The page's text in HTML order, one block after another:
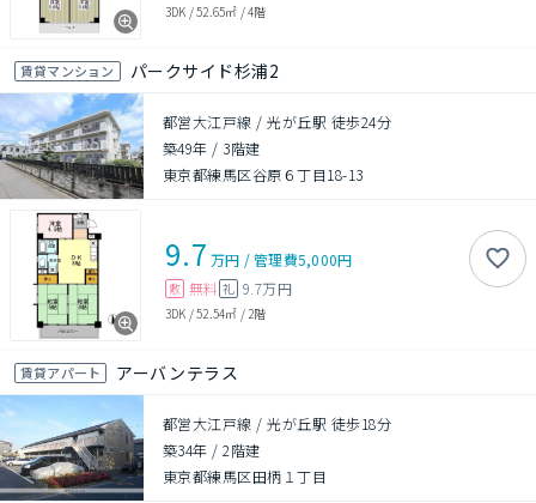
3DK /52.65㎡ /4階
賃貸マンション パークサイド杉浦2
都営大江戸線 / 光が丘駅 徒歩24分
築49年 / 3階建
東京都練馬区谷原６丁目18-13
9.7 万円 /管理費5,000円
敷 無料 礼 9.7万円
3DK /52.54㎡ / 2階
賃貸アパート アーバンテラス
都営大江戸線 / 光が丘駅 徒歩18分
築34年 /2階建
東京都練馬区田柄１丁目